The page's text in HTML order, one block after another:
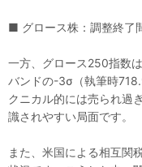
■ グロース株：調整終了
一方、グロース250指数
バンドの-3σ（執筆時
クニカル的には売られ過
識されやすい局面です。
また、米国による相互関